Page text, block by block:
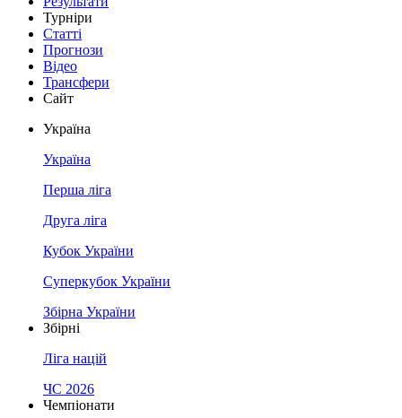
Турніри
Статті
Прогнози
Відео
Трансфери
Сайт
Україна
Україна
Перша ліга
Друга ліга
Кубок України
Суперкубок України
Збірна України
Збірні
Ліга націй
ЧС 2026
Чемпіонати